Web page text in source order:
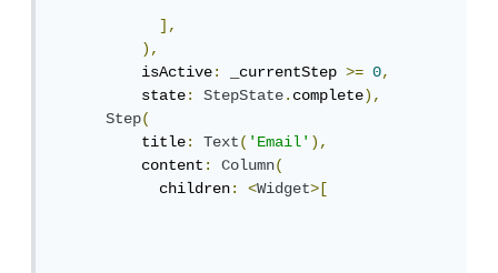
],
),
          isActive
: _currentStep >= 0,
          state
: StepState.complete),
Step(
          title
: Text('Email'),
          content
: Column(
            children
: <Widget>[